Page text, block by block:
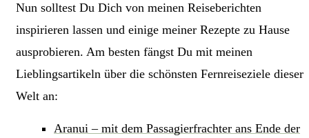
Nun solltest Du Dich von meinen Reiseberichten
inspirieren lassen und einige meiner Rezepte zu Hause
ausprobieren. Am besten fängst Du mit meinen
Lieblingsartikeln über die schönsten Fernreiseziele dieser
Welt an:
Aranui – mit dem Passagierfrachter ans Ende der